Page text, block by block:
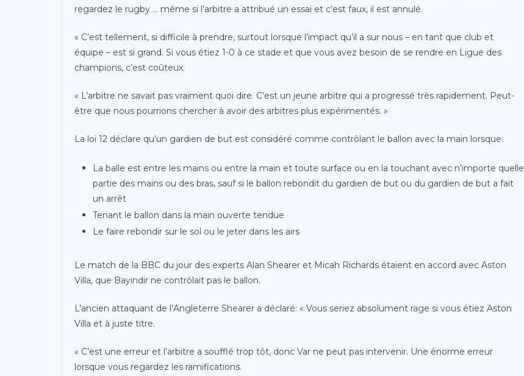
regardez le rugby … même si l’arbitre a attribué un essai et c’est faux, il est annulé.
« C’est tellement, si difficile à prendre, surtout lorsque l’impact qu’il a sur nous – en tant que club et
équipe – est si grand. Si vous étiez 1-0 à ce stade et que vous avez besoin de se rendre en Ligue des
champions, c’est coûteux.
« L’arbitre ne savait pas vraiment quoi dire. C’est un jeune arbitre qui a progressé très rapidement. Peut-
être que nous pourrions chercher à avoir des arbitres plus expérimentés. »
La loi 12 déclare qu’un gardien de but est considéré comme contrôlant le ballon avec la main lorsque:
La balle est entre les mains ou entre la main et toute surface ou en la touchant avec n’importe quelle
partie des mains ou des bras, sauf si le ballon rebondit du gardien de but ou du gardien de but a fait
un arrêt
Tenant le ballon dans la main ouverte tendue
Le faire rebondir sur le sol ou le jeter dans les airs
Le match de la BBC du jour des experts Alan Shearer et Micah Richards étaient en accord avec Aston
Villa, que Bayindir ne contrôlait pas le ballon.
L’ancien attaquant de l’Angleterre Shearer a déclaré: « Vous seriez absolument rage si vous étiez Aston
Villa et à juste titre.
« C’est une erreur et l’arbitre a soufflé trop tôt, donc Var ne peut pas intervenir. Une énorme erreur
lorsque vous regardez les ramifications.